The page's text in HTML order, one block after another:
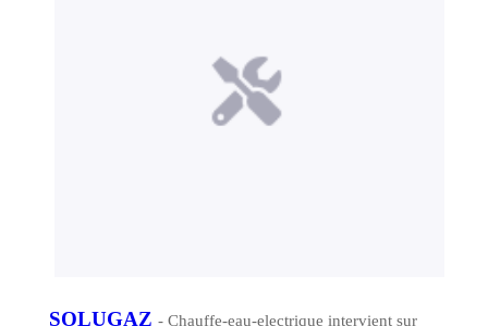
SOLUGAZ - Chauffe-eau-electrique intervient sur